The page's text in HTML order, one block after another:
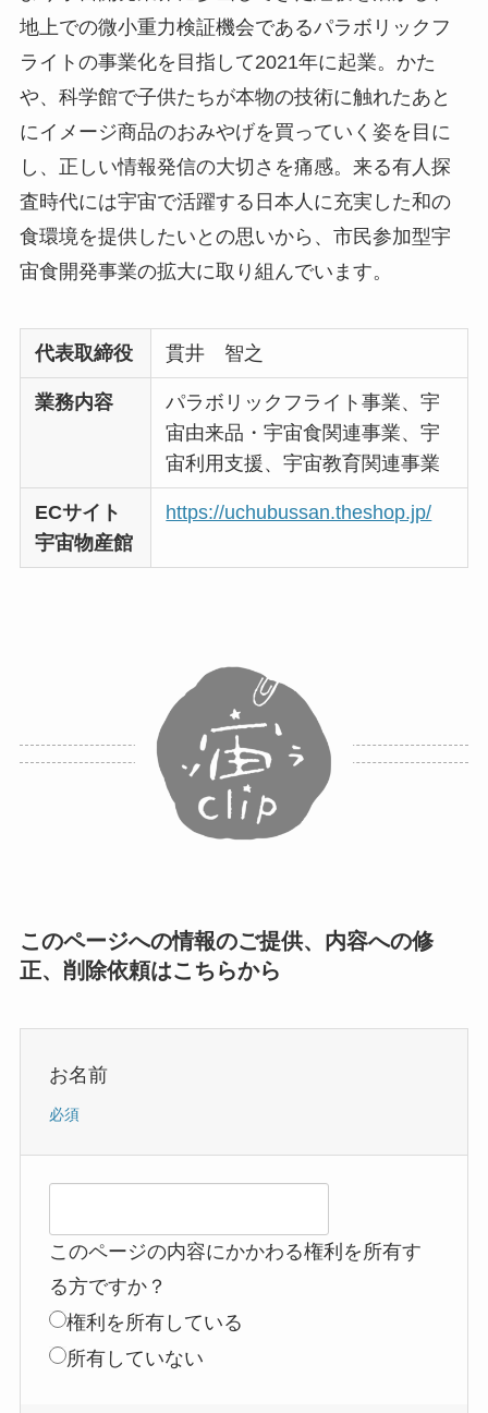
地上での微小重力検証機会であるパラボリックフ
ライトの事業化を目指して2021年に起業。かた
や、科学館で子供たちが本物の技術に触れたあと
にイメージ商品のおみやげを買っていく姿を目に
し、正しい情報発信の大切さを痛感。来る有人探
査時代には宇宙で活躍する日本人に充実した和の
食環境を提供したいとの思いから、市民参加型宇
宙食開発事業の拡大に取り組んでいます。
代表取締役 貫井 智之
業務内容
パラボリックフライト事業、宇
宙由来品・宇宙食関連事業、宇
宙利用支援、宇宙教育関連事業
ECサイト
宇宙物産館
https://uchubussan.theshop.jp/
このページへの情報のご提供、内容への修
正、削除依頼はこちらから
お名前
必須
このページの内容にかかわる権利を所有す
る方ですか？
権利を所有している
所有していない